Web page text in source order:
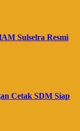
Sulselra Resmi
Cetak SDM Siap